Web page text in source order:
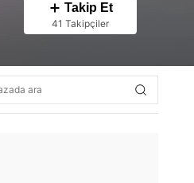
Takip Et
41 Takipçiler